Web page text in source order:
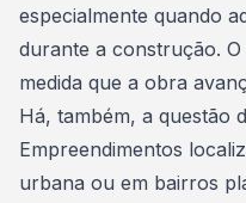
especialmente quando
durante a construção.
medida que a obra
Há, também, a questão
Empreendimentos
urbana ou em bairros